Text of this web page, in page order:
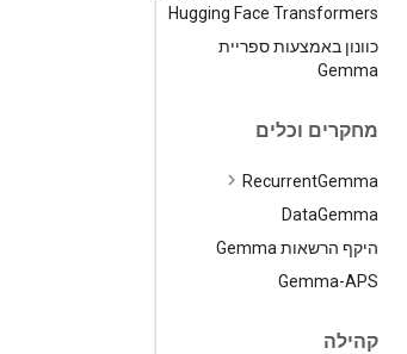
Hugging Face Transformers
כוונון באמצעות ספריית
Gemma
מחקרים וכלים
RecurrentGemma
DataGemma
היקף הרשאות Gemma
Gemma-APS
קהילה